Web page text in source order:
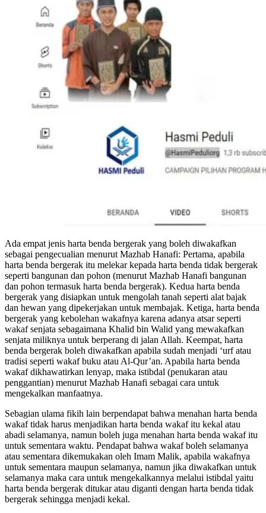
Ada empat jenis harta benda bergerak yang boleh diwakafkan
sebagai pengecualian menurut Mazhab Hanafi: Pertama, apabila
harta benda bergerak itu melekar kepada harta benda tidak bergerak
seperti bangunan dan pohon (menurut Mazhab Hanafi bangunan
dan pohon termasuk harta benda bergerak). Kedua harta benda
bergerak yang disiapkan untuk mengolah tanah seperti alat bajak
dan hewan yang dipekerjakan untuk membajak. Ketiga, harta benda
bergerak yang kebolehan wakafnya karena adanya atsar seperti
wakaf senjata sebagaimana Khalid bin Walid yang mewakafkan
senjata miliknya untuk berperang di jalan Allah. Keempat, harta
benda bergerak boleh diwakafkan apabila sudah menjadi ‘urf atau
tradisi seperti wakaf buku atau Al-Qur’an. Apabila harta benda
wakaf dikhawatirkan lenyap, maka istibdal (penukaran atau
penggantian) menurut Mazhab Hanafi sebagai cara untuk
mengekalkan manfaatnya.
Sebagian ulama fikih lain berpendapat bahwa menahan harta benda
wakaf tidak harus menjadikan harta benda wakaf itu kekal atau
abadi selamanya, namun boleh juga menahan harta benda wakaf itu
untuk sementara waktu. Pendapat bahwa wakaf boleh selamanya
atau sementara dikemukakan oleh Imam Malik, apabila wakafnya
untuk sementara maupun selamanya, namun jika diwakafkan untuk
selamanya maka cara untuk mengekalkannya melalui istibdal yaitu
harta benda bergerak ditukar atau diganti dengan harta benda tidak
bergerak sehingga menjadi kekal.